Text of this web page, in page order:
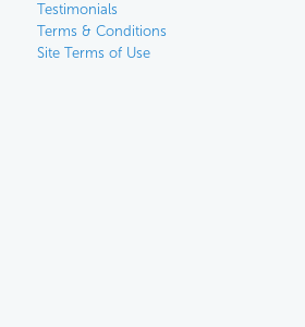
Testimonials
Terms & Conditions
Site Terms of Use